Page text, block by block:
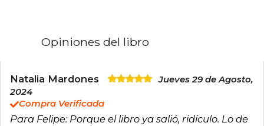
ambientada en una academia militar con
Rebecca Yarros ha sido reconocida con
British Book Award al Libro del Año Pageturner,
y su obra será adaptada a televisión.
Opiniones del libro
Natalia Mardones
Jueves 29 de Agosto,
2024
Compra Verificada
Para Felipe: Porque el libro ya salió, ridículo. Lo de